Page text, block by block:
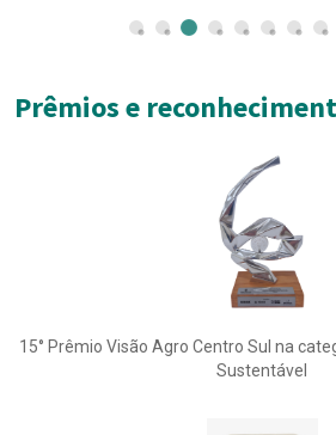
Prêmios e
15° Prêmio Visão Agro Centro Sul na
Sustentável